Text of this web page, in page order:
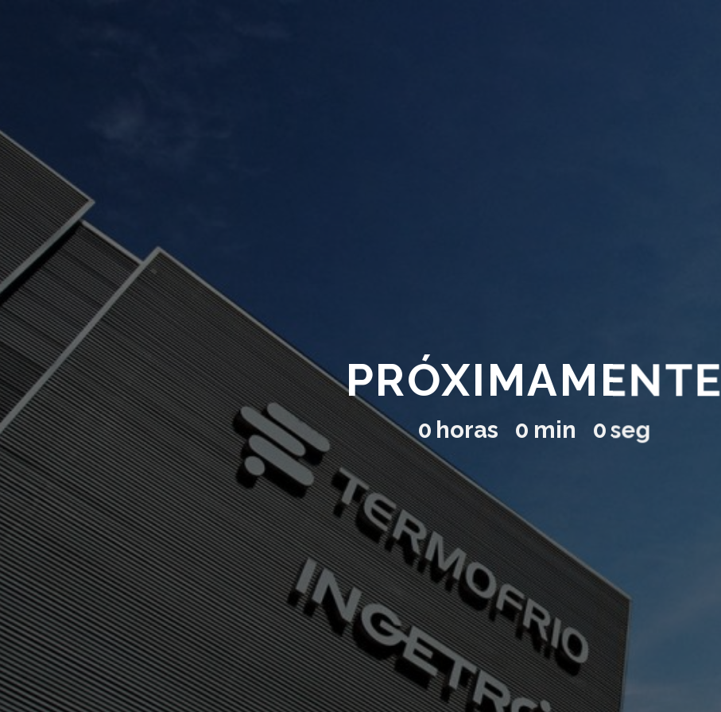
PRÓXIMAMENTE
0 horas 0 min 0seg